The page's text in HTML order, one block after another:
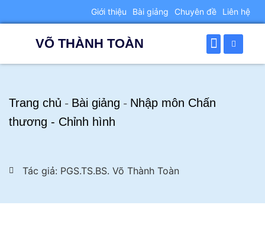
Giới thiệu Bài giảng Chuyên đề Liên hệ
VÕ THÀNH TOÀN
Trang chủ - Bài giảng - Nhập môn Chấn
thương - Chỉnh hình
Tác giả: PGS.TS.BS. Võ Thành Toàn